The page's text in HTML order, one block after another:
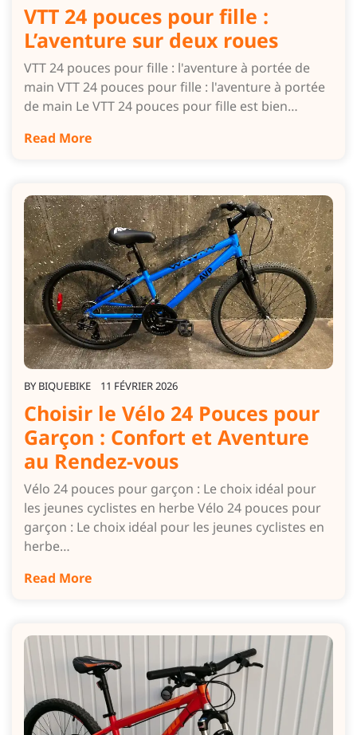
VTT 24 pouces pour fille :
L’aventure sur deux roues
VTT 24 pouces pour fille : l'aventure à portée de
main VTT 24 pouces pour fille : l'aventure à portée
de main Le VTT 24 pouces pour fille est bien…
Read More
BY BIQUEBIKE 11 FÉVRIER 2026
Choisir le Vélo 24 Pouces pour
Garçon : Confort et Aventure
au Rendez-vous
Vélo 24 pouces pour garçon : Le choix idéal pour
les jeunes cyclistes en herbe Vélo 24 pouces pour
garçon : Le choix idéal pour les jeunes cyclistes en
herbe…
Read More